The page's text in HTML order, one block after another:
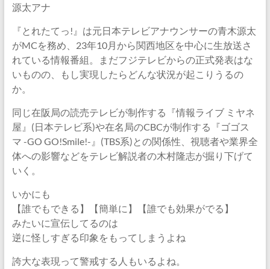
源太アナ
『とれたてっ!』は元日本テレビアナウンサーの青木源太
がMCを務め、23年10月から関西地区を中心に生放送さ
れている情報番組。まだフジテレビからの正式発表はな
いものの、もし実現したらどんな状況が起こりうるの
か。
同じ在阪局の読売テレビが制作する『情報ライブ ミヤネ
屋』(日本テレビ系)や在名局のCBCが制作する『ゴゴス
マ -GO GO!Smile!-』(TBS系)との関係性、視聴者や業界全
体への影響などをテレビ解説者の木村隆志が掘り下げて
いく。
いかにも
【誰でもできる】【簡単に】【誰でも効果がでる】
みたいに宣伝してるのは
逆に怪しすぎる印象をもってしまうよね
誇大な表現って警戒する人もいるよね。